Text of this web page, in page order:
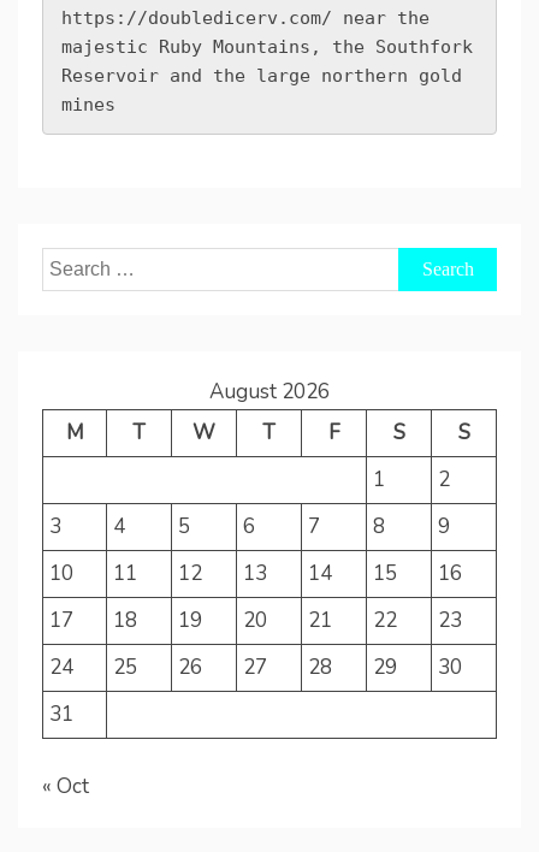
https://doubledicerv.com/ near the
majestic Ruby Mountains, the Southfork
Reservoir and the large northern gold
mines
Search
for:
August 2026
M
T W T F S
S
1
2
3
4 5 6 7 8
9
10
11 12 13 14 15
16
17
18 19 20 21 22
23
24
25 26 27 28 29
30
31
« Oct